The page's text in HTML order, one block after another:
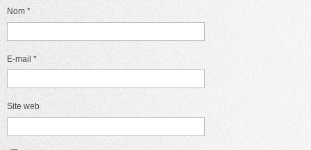
Nom *
E-mail *
Site web